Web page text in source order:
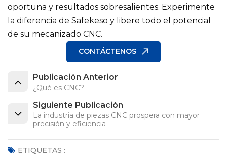
oportuna y resultados sobresalientes. Experimente
la diferencia de Safekeso y libere todo el potencial
de su mecanizado CNC.
CONTÁCTENOS
Publicación Anterior
¿Qué es CNC?
Siguiente Publicación
La industria de piezas CNC prospera con mayor
precisión y eficiencia
ETIQUETAS :